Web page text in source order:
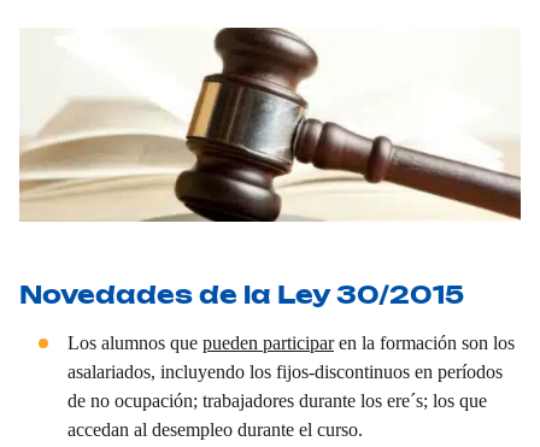
Novedades de la Ley 30/2015
Los alumnos que pueden participaren la formación son los
asalariados, incluyendo los fijos-discontinuos en períodos
de no ocupación; trabajadores durante los ere´s; los que
accedan al desempleo durante el curso.